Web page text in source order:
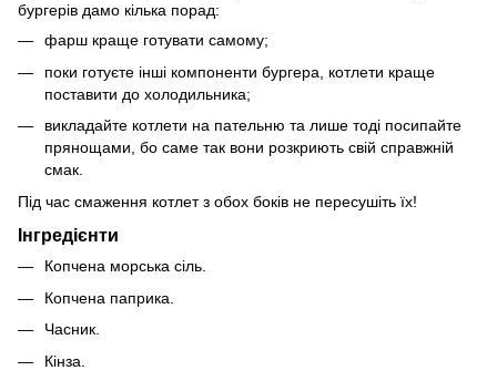
бургерів дамо кілька порад:
фарш краще готувати самому;
поки готуєте інші компоненти бургера, котлети краще
поставити до холодильника;
викладайте котлети на пательню та лише тоді посипайте
прянощами, бо саме так вони розкриють свій справжній
смак.
Під час смаження котлет з обох боків не пересушіть їх!
Інгредієнти
Копчена морська сіль.
Копчена паприка.
Часник.
Кінза.